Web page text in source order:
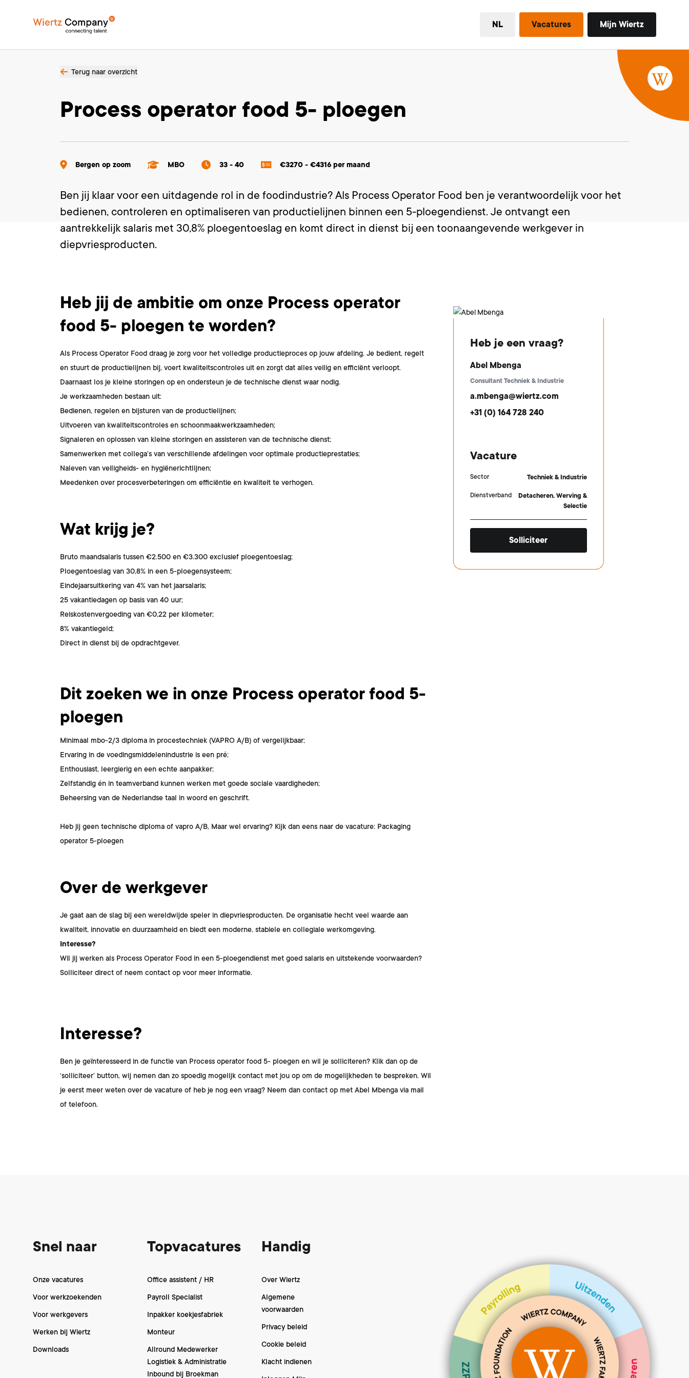
NL Vacatures Mijn Wiertz
Terug naar overzicht
Process operator food 5- ploegen
Bergen op zoom MBO 33 - 40 €3270 - €4316 per maand
Ben jij klaar voor een uitdagende rol in de foodindustrie? Als Process Operator Food ben je verantwoordelijk voor het
bedienen, controleren en optimaliseren van productielijnen binnen een 5-ploegendienst. Je ontvangt een
aantrekkelijk salaris met 30,8% ploegentoeslag en komt direct in dienst bij een toonaangevende werkgever in
diepvriesproducten.
Wat ga je doen?
Heb jij de ambitie om onze Process operator
food 5- ploegen te worden?
Als Process Operator Food draag je zorg voor het volledige productieproces op jouw afdeling. Je bedient, regelt
en stuurt de productielijnen bij, voert kwaliteitscontroles uit en zorgt dat alles veilig en efficiënt verloopt.
Daarnaast los je kleine storingen op en ondersteun je de technische dienst waar nodig.
Je werkzaamheden bestaan uit:
Bedienen, regelen en bijsturen van de productielijnen;
Uitvoeren van kwaliteitscontroles en schoonmaakwerkzaamheden;
Signaleren en oplossen van kleine storingen en assisteren van de technische dienst;
Samenwerken met collega’s van verschillende afdelingen voor optimale productieprestaties;
Naleven van veiligheids- en hygiënerichtlijnen;
Meedenken over procesverbeteringen om efficiëntie en kwaliteit te verhogen.
Wat krijg je?
Bruto maandsalaris tussen €2.500 en €3.300 exclusief ploegentoeslag;
Ploegentoeslag van 30,8% in een 5-ploegensysteem;
Eindejaarsuitkering van 4% van het jaarsalaris;
25 vakantiedagen op basis van 40 uur;
Reiskostenvergoeding van €0,22 per kilometer;
8% vakantiegeld;
Direct in dienst bij de opdrachtgever.
Dit ben jij
Dit zoeken we in onze Process operator food 5-
ploegen
Minimaal mbo-2/3 diploma in procestechniek (VAPRO A/B) of vergelijkbaar;
Ervaring in de voedingsmiddelenindustrie is een pré;
Enthousiast, leergierig en een echte aanpakker;
Zelfstandig én in teamverband kunnen werken met goede sociale vaardigheden;
Beheersing van de Nederlandse taal in woord en geschrift.
Heb jij geen technische diploma of vapro A/B, Maar wel ervaring? Kijk dan eens naar de vacature: Packaging
operator 5-ploegen
Over de werkgever
Je gaat aan de slag bij een wereldwijde speler in diepvriesproducten. De organisatie hecht veel waarde aan
kwaliteit, innovatie en duurzaamheid en biedt een moderne, stabiele en collegiale werkomgeving.
Interesse?
Wil jij werken als Process Operator Food in een 5-ploegendienst met goed salaris en uitstekende voorwaarden?
Solliciteer direct of neem contact op voor meer informatie.
Interesse?
Ben je geïnteresseerd in de functie van Process operator food 5- ploegen en wil je solliciteren? Klik dan op de
‘solliciteer’ button, wij nemen dan zo spoedig mogelijk contact met jou op om de mogelijkheden te bespreken. Wil
je eerst meer weten over de vacature of heb je nog een vraag? Neem dan contact op met Abel Mbenga via mail
of telefoon.
Heb je een vraag?
Abel Mbenga
Consultant Techniek & Industrie
a.mbenga@wiertz.com
+31 (0) 164 728 240
Vacature
Sector Techniek & Industrie
Dienstverband
Detacheren, Werving &
Selectie
Solliciteer
Snel naar
Onze vacatures
Voor werkzoekenden
Voor werkgevers
Werken bij Wiertz
Downloads
Topvacatures
Office assistent / HR
Payroll Specialist
Inpakker koekjesfabriek
Monteur
Allround Medewerker
Logistiek & Administratie
Inbound bij Broekman
Handig
Over Wiertz
Algemene
voorwaarden
Privacy beleid
Cookie beleid
Klacht indienen